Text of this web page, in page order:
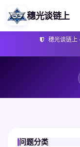
穗光谈链上
穗光谈链上
问题分类